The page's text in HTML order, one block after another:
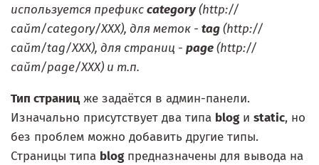
используется префиксcategory(http://
сайт/category/XXX), для меток - tag(http://
сайт/tag/XXX), для страниц - page(http://
сайт/page/XXX) и т.п.
Тип страниц же задаётся в админ-панели.
Изначально присутствует два типа blogи static, но
без проблем можно добавить другие типы.
Страницы типа blogпредназначены для вывода на